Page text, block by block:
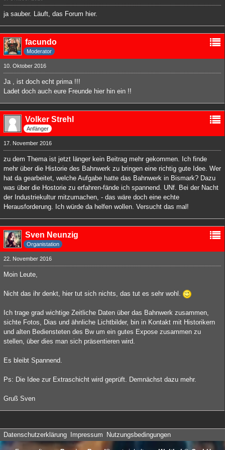
ja sauber. Läuft, das Forum hier.
facundo
Moderator
10. Oktober 2016
Ja , ist doch echt prima !!!
Ladet doch auch eure Freunde hier hin ein !!
Volker Strehl
Anfänger
17. November 2016
zu dem Thema ist jetzt länger kein Beitrag mehr gekommen. Ich finde
mehr über die Historie des Bahnwerk zu bringen eine richtig gute Idee. Wer
hat da gearbeitet, welche Aufgabe hatte das Bahnwerk in Bismark? Dazu
was über die Hostorie zu erfahren-fände ich spannend. UNf. Bei der Nacht
der Industriekultur mitzumachen, - das wäre doch eine echte
Herausforderung. Ich würde da helfen wollen. Versucht das mal!
Sven Neunzig
Organistation
22. November 2016
Moin Leute,
Nicht das ihr denkt, hier tut sich nichts, das tut es sehr wohl.
Ich trage grad wichtige Zeitliche Daten über das Bahnwerk zusammen,
sichte Fotos, Dias und ähnliche Lichtbilder, bin in Kontakt mit Historikern
und alten Bediensteten des Bw um ein gutes Expose zusammen zu
stellen, über dies man sich präsentieren wird.
Es bleibt Spannend.
Ps: Die Idee zur Extraschicht wird geprüft. Demnächst dazu mehr.
Gruß Sven
Datenschutzerklärung Impressum Nutzungsbedingungen